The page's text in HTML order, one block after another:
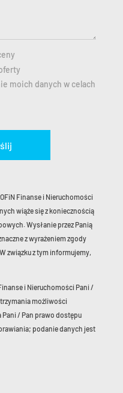
moich danych w celach
Finanse i Nieruchomości
wiąże się z koniecznością
Wysłanie przez Panią
z wyrażeniem zgody
związku z tym informujemy,
i Nieruchomości Pani /
możliwości
/ Pan prawo dostępu
podanie danych jest